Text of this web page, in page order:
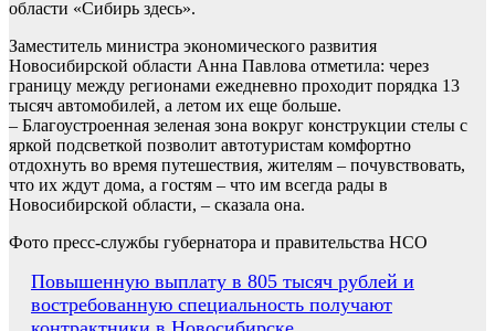
области «Сибирь здесь».
Заместитель министра экономического развития
Новосибирской области Анна Павлова отметила: через
границу между регионами ежедневно проходит порядка 13
тысяч автомобилей, а летом их еще больше.
– Благоустроенная зеленая зона вокруг конструкции стелы с
яркой подсветкой позволит автотуристам комфортно
отдохнуть во время путешествия, жителям – почувствовать,
что их ждут дома, а гостям – что им всегда рады в
Новосибирской области, – сказала она.
Фото пресс-службы губернатора и правительства НСО
Навигация
по
Повышенную выплату в 805 тысяч рублей и
востребованную специальность получают